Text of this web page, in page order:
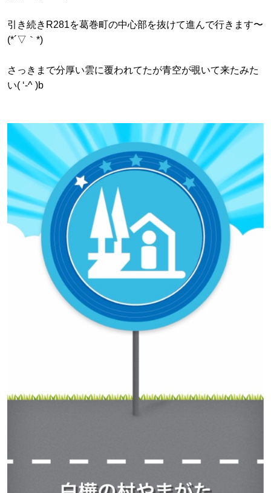
引き続きR281を葛巻町の中心部を抜けて進んで行きます〜
(*´▽｀*)
さっきまで分厚い雲に覆われてたが青空が覗いて来たみた
い( ‘-^ )b